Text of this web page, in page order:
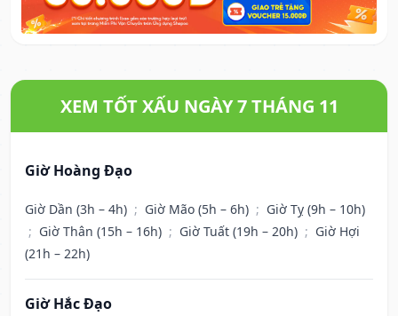
XEM TỐT XẤU NGÀY 7 THÁNG 11
Giờ Hoàng Đạo
Giờ Dần (3h – 4h) ; Giờ Mão (5h – 6h) ; Giờ Tỵ (9h – 10h)
; Giờ Thân (15h – 16h) ; Giờ Tuất (19h – 20h) ; Giờ Hợi
(21h – 22h)
Giờ Hắc Đạo